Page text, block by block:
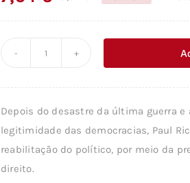
O
era:
O
é:
Depois do desastre da última guerra e
legitimidade das democracias, Paul
reabilitação do político, por meio da
direito.